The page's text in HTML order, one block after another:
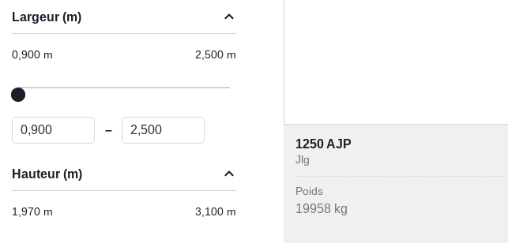
Largeur (m)
–
0,900 m 2,500 m
Hauteur (m)
1,970 m 3,100 m
1250 AJP
Jlg
Poids
19958 kg